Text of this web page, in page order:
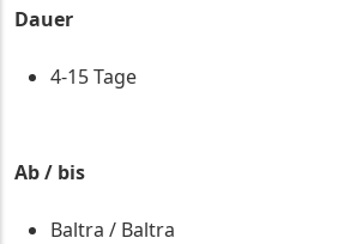
Dauer
4-15 Tage
Ab / bis
Baltra / Baltra